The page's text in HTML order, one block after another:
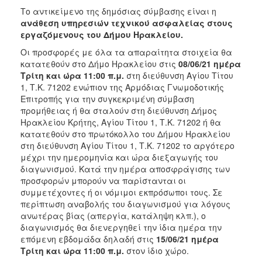
Το αντικείμενο της δημόσιας σύμβασης είναι η
ανάθεση υπηρεσιών τεχνικού ασφαλείας στους
εργαζόμενους του Δήμου Ηρακλείου.
Οι προσφορές με όλα τα απαραίτητα στοιχεία θα
κατατεθούν στο Δήμο Ηρακλείου στις 08/06/21 ημέρα
Τρίτη και ώρα 11:00 π.μ. στη διεύθυνση Αγίου Τίτου
1, Τ.Κ. 71202 ενώπιον της Αρμόδιας Γνωμοδοτικής
Επιτροπής για την συγκεκριμένη σύμβαση
προμήθειας ή θα σταλούν στη διεύθυνση Δήμος
Ηρακλείου Κρήτης, Αγίου Τίτου 1, Τ.Κ. 71202 ή θα
κατατεθούν στο πρωτόκολλο του Δήμου Ηρακλείου
στη διεύθυνση Αγίου Τίτου 1, Τ.Κ. 71202 το αργότερο
μέχρι την ημερομηνία και ώρα διεξαγωγής του
διαγωνισμού. Κατά την ημέρα αποσφράγισης των
προσφορών μπορούν να παρίστανται οι
συμμετέχοντες ή οι νόμιμοι εκπρόσωποι τους. Σε
περίπτωση αναβολής του διαγωνισμού για λόγους
ανωτέρας βίας (απεργία, κατάληψη κλπ.), ο
διαγωνισμός θα διενεργηθεί την ίδια ημέρα την
επόμενη εβδομάδα δηλαδή στις 15/06/21 ημέρα
Τρίτη και ώρα 11:00 π.μ. στον ίδιο χώρο.